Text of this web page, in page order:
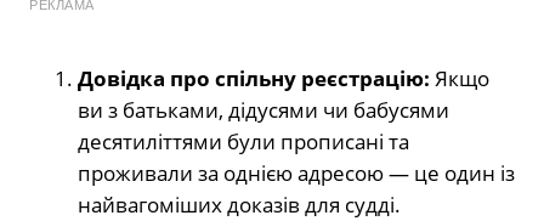
РЕКЛАМА
Довідка про спільну реєстрацію: Якщо
ви з батьками, дідусями чи бабусями
десятиліттями були прописані та
проживали за однією адресою — це один із
найвагоміших доказів для судді.